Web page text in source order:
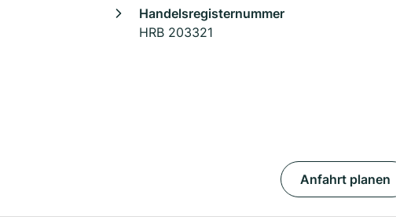
Handelsregisternummer
HRB 203321
Anfahrt planen